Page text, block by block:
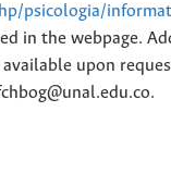
psicologia/
in the webpage.
upon